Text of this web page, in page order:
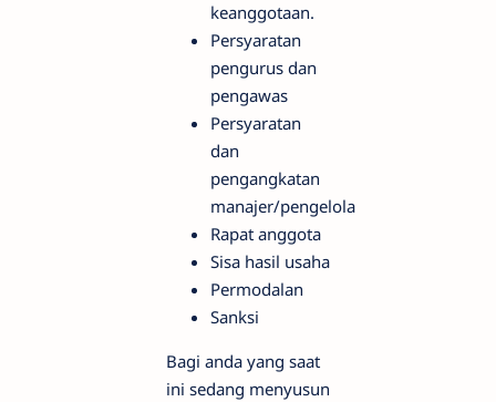
keanggotaan.
Persyaratan
pengurus dan
pengawas
Persyaratan
dan
pengangkatan
manajer/pengelola
Rapat anggota
Sisa hasil usaha
Permodalan
Sanksi
Bagi anda yang saat
ini sedang menyusun